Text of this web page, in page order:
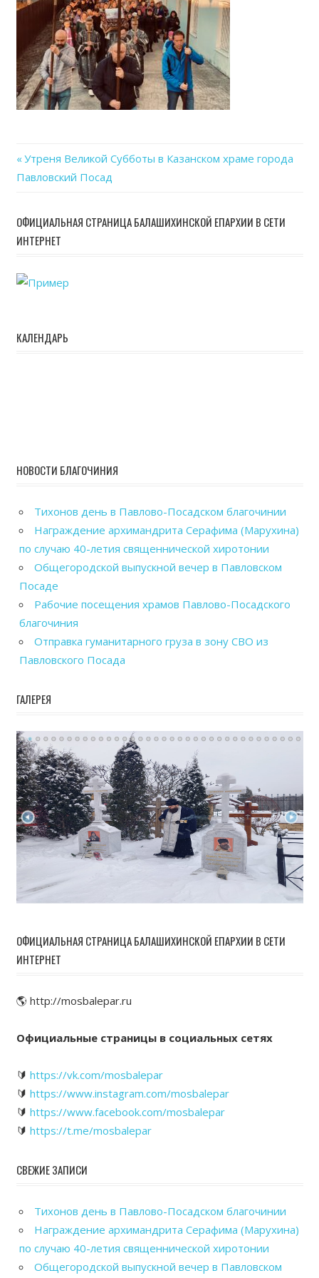
Навигация
записям
Previous
Post:
Утреня Великой Субботы в Казанском храме города
Павловский Посад
ОФИЦИАЛЬНАЯ СТРАНИЦА БАЛАШИХИНСКОЙ ЕПАРХИИ В СЕТИ
ИНТЕРНЕТ
КАЛЕНДАРЬ
НОВОСТИ БЛАГОЧИНИЯ
Тихонов день в Павлово-Посадском благочинии
Награждение архимандрита Серафима (Марухина)
по случаю 40-летия священнической хиротонии
Общегородской выпускной вечер в Павловском
Посаде
Рабочие посещения храмов Павлово-Посадского
благочиния
Отправка гуманитарного груза в зону СВО из
Павловского Посада
ГАЛЕРЕЯ
ОФИЦИАЛЬНАЯ СТРАНИЦА БАЛАШИХИНСКОЙ ЕПАРХИИ В СЕТИ
ИНТЕРНЕТ
🌎 http://mosbalepar.ru
Официальные страницы в социальных сетях
🔰 https://vk.com/mosbalepar
🔰 https://www.instagram.com/mosbalepar
🔰 https://www.facebook.com/mosbalepar
🔰 https://t.me/mosbalepar
СВЕЖИЕ ЗАПИСИ
Тихонов день в Павлово-Посадском благочинии
Награждение архимандрита Серафима (Марухина)
по случаю 40-летия священнической хиротонии
Общегородской выпускной вечер в Павловском